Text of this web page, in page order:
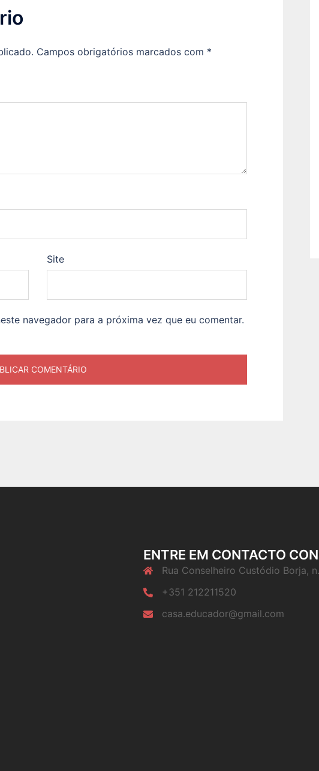
Campos obrigatórios marcados com *
Site
navegador para a próxima vez que eu comentar.
ENTRE EM CONTACTO
Rua Conselheiro Custódio Borja,
+351 212211520
casa.educador@gmail.com